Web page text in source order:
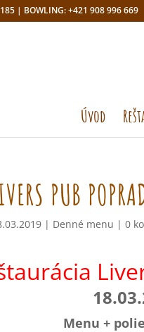
| BOWLING: +421 908 996 669
Úvod
PUB
| Denné menu | 0
Menu +